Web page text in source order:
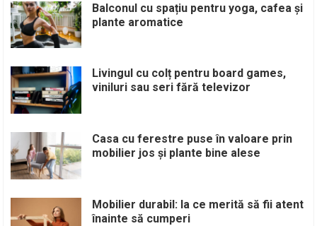
Balconul cu spațiu pentru yoga, cafea și
plante aromatice
Livingul cu colț pentru board games,
viniluri sau seri fără televizor
Casa cu ferestre puse în valoare prin
mobilier jos și plante bine alese
Mobilier durabil: la ce merită să fii atent
înainte să cumperi